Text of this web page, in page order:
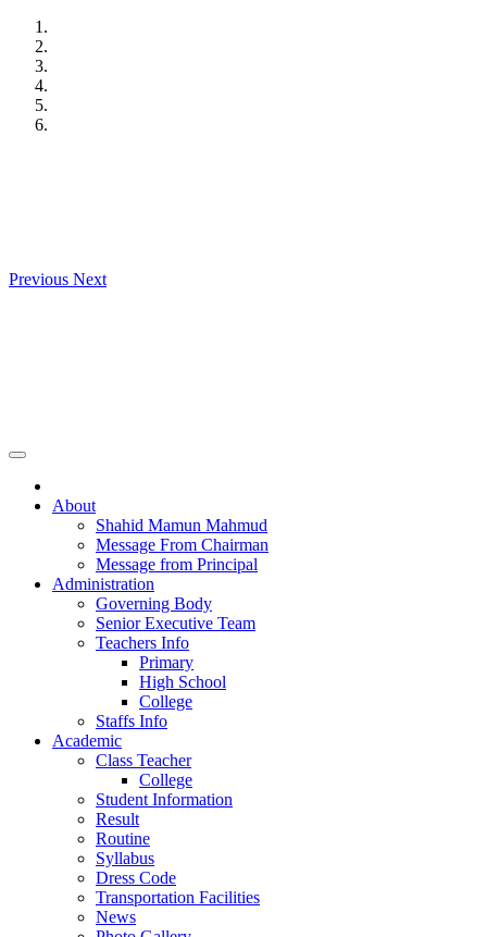
Skip
content
Previous Next
About
Shahid Mamun Mahmud
Message From Chairman
Message from Principal
Administration
Governing Body
Senior Executive Team
Teachers Info
Primary
High School
College
Staffs Info
Academic
Class Teacher
College
Student Information
Result
Routine
Syllabus
Dress Code
Transportation Facilities
News